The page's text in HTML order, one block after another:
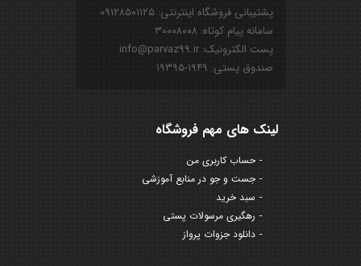
پشتیبانی فروشگاه اینترنتی: ۰۹۱۲۸۵۰۱۱۲۵
سامانه پیام کوتاه: ۳۰۰۰۸۰۰۸
پست الکترونیک: info@parvaz99.ir
صندوق پستی: ۱۹۴۹-۱۹۳۹۵
لینک های مهم فروشگاه
حساب کاربری من
جست و جو در منابع آموزشی
سبد خرید
رهگیری مرسولات پستی
دانلود جزوات پرواز